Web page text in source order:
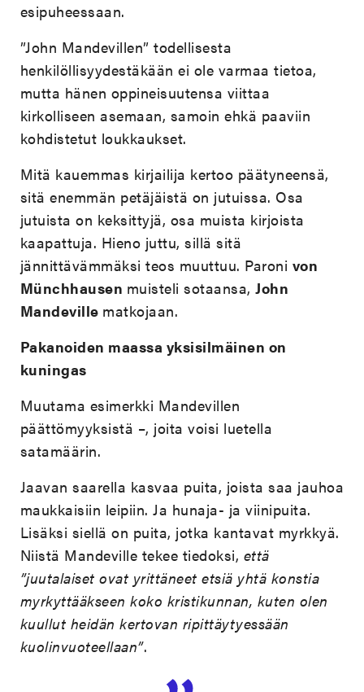
esipuheessaan.
”John Mandevillen” todellisesta
henkilöllisyydestäkään ei ole varmaa tietoa,
mutta hänen oppineisuutensa viittaa
kirkolliseen asemaan, samoin ehkä paaviin
kohdistetut loukkaukset.
Mitä kauemmas kirjailija kertoo päätyneensä,
sitä enemmän petäjäistä on jutuissa. Osa
jutuista on keksittyjä, osa muista kirjoista
kaapattuja. Hieno juttu, sillä sitä
jännittävämmäksi teos muuttuu. Paroni von
Münchhausen muisteli sotaansa,John
Mandeville matkojaan.
Pakanoiden maassa yksisilmäinen on
kuningas
Muutama esimerkki Mandevillen
päättömyyksistä –, joita voisi luetella
satamäärin.
Jaavan saarella kasvaa puita, joista saa jauhoa
maukkaisiin leipiin. Ja hunaja- ja viinipuita.
Lisäksi siellä on puita, jotka kantavat myrkkyä.
Niistä Mandeville tekee tiedoksi, että
”juutalaiset ovat yrittäneet etsiä yhtä konstia
myrkyttääkseen koko kristikunnan, kuten olen
kuullut heidän kertovan ripittäytyessään
kuolinvuoteellaan”.